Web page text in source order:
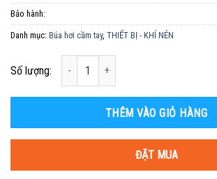
Bảo hành:
Danh mục: Búa hơi cầm tay, THIẾT BỊ - KHÍ NÉN
Số lượng:
THÊM VÀO GIỎ HÀNG
ĐẶT MUA